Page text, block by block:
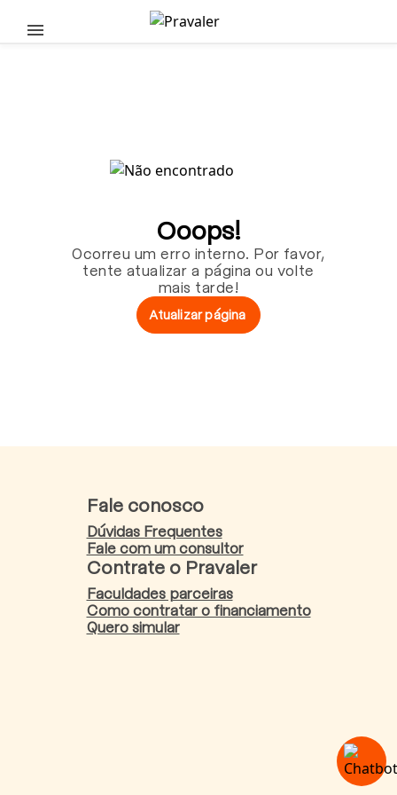
Pular para o conteúdo principal
Ooops!
Ocorreu um erro interno. Por favor,
tente atualizar a página ou volte
mais tarde!
Atualizar página
Fale conosco
Dúvidas Frequentes
Fale com um consultor
Contrate o Pravaler
Faculdades parceiras
Como contratar o financiamento
Quero simular